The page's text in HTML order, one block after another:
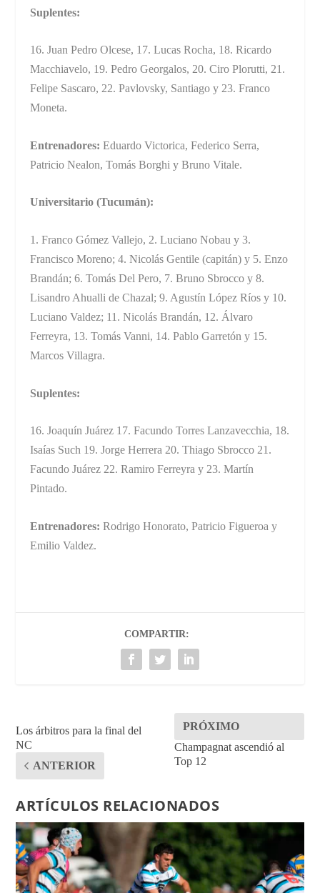
Suplentes:
16. Juan Pedro Olcese, 17. Lucas Rocha, 18. Ricardo
Macchiavelo, 19. Pedro Georgalos, 20. Ciro Plorutti, 21.
Felipe Sascaro, 22. Pavlovsky, Santiago y 23. Franco
Moneta.
Entrenadores: Eduardo Victorica, Federico Serra,
Patricio Nealon, Tomás Borghi y Bruno Vitale.
Universitario (Tucumán):
1. Franco Gómez Vallejo, 2. Luciano Nobau y 3.
Francisco Moreno; 4. Nicolás Gentile (capitán) y 5. Enzo
Brandán; 6. Tomás Del Pero, 7. Bruno Sbrocco y 8.
Lisandro Ahualli de Chazal; 9. Agustín López Ríos y 10.
Luciano Valdez; 11. Nicolás Brandán, 12. Álvaro
Ferreyra, 13. Tomás Vanni, 14. Pablo Garretón y 15.
Marcos Villagra.
Suplentes:
16. Joaquín Juárez 17. Facundo Torres Lanzavecchia, 18.
Isaías Such 19. Jorge Herrera 20. Thiago Sbrocco 21.
Facundo Juárez 22. Ramiro Ferreyra y 23. Martín
Pintado.
Entrenadores: Rodrigo Honorato, Patricio Figueroa y
Emilio Valdez.
COMPARTIR:
Los árbitros para la final del
NC
ANTERIOR
PRÓXIMO
Champagnat ascendió al
Top 12
ARTÍCULOS RELACIONADOS